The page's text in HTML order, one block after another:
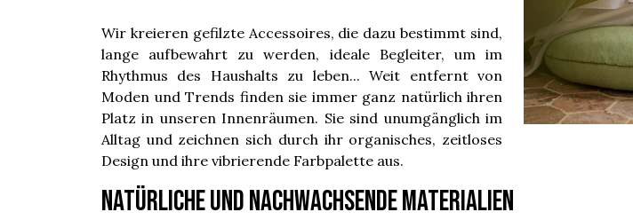
Wir kreieren gefilzte Accessoires, die dazu bestimmt sind,
lange aufbewahrt zu werden, ideale Begleiter, um im
Rhythmus des Haushalts zu leben... Weit entfernt von
Moden und Trends finden sie immer ganz natürlich ihren
Platz in unseren Innenräumen. Sie sind unumgänglich im
Alltag und zeichnen sich durch ihr organisches, zeitloses
Design und ihre vibrierende Farbpalette aus.
Natürliche und nachwachsende Materialien